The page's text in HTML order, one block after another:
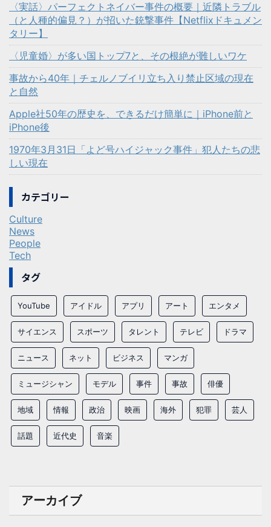
〈実話〉パーフェクトネイバー事件の概要｜近隣トラブル
（と人種的偏見？）が招いた銃撃事件【Netflixドキュメン
タリー】
〈児童婚〉が多い国トップ7と、その根絶が難しいワケ
事故から40年｜チェルノブイリ立ち入り禁止区域の現在
と自然
Apple社50年の歴史を、できるだけ簡単に｜iPhone前と
iPhone後
1970年3月31日「よど号ハイジャック事件」犯人たちの悲
しい現在
カテゴリー
Culture
News
People
Tech
タグ
YouTube アイドル アプリ アート エンタメ
サイエンス スポーツ タレント テレビ ドラマ
ニュース ネット ビジネス マンガ
ミュージシャン モデル 事件 事故 俳優
地域 情報 政治 映画 海外 犯罪 芸人
話題 近代史 音楽
アーカイブ